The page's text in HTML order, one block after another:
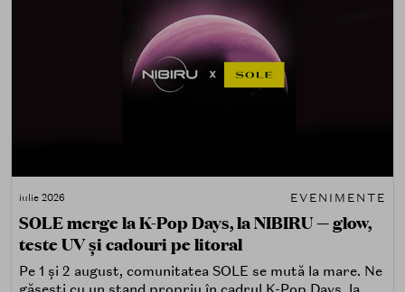
iulie 2026 EVENIMENTE
SOLE merge la K-Pop Days, la NIBIRU — glow,
teste UV și cadouri pe litoral
Pe 1 și 2 august, comunitatea SOLE se mută la mare. Ne